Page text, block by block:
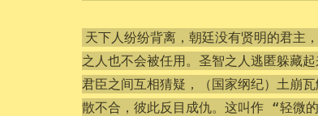
天下人纷纷背离，朝廷没有贤明的君主
之人也不会被任用。圣智之人逃匿躲藏
君臣之间互相猜疑，（国家纲纪）土崩
散不合，彼此反目成仇。这叫作 “轻微